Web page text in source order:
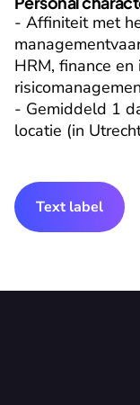
- Affiniteit met
HRM, finance
- Gemiddeld 1
locatie (in
Text label